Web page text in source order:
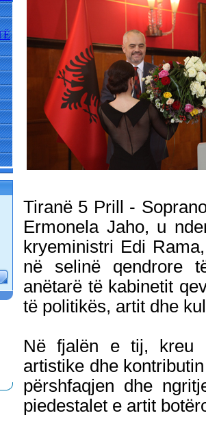
Tiranë 5 Prill -
Ermonela Jaho, u
kryeministri Edi
në selinë qendrore
anëtarë të kabinetit
të politikës, artit dhe
Në fjalën e tij, kreu
artistike dhe
përshfaqjen dhe
piedestalet e artit